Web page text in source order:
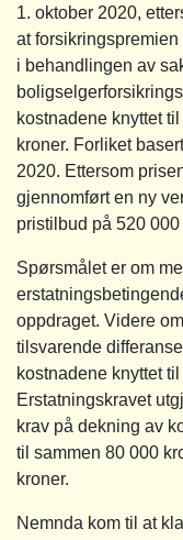
1. oktober 2020,
at
i behandlingen av
kostnadene knyttet
kroner. Forliket
2020. Ettersom
gjennomført en ny
pristilbud på 520 000
Spørsmålet er om
oppdraget. Videre
tilsvarende
kostnadene knyttet
Erstatningskravet
krav på dekning av
til sammen 80 000
kroner.
Nemnda kom til at